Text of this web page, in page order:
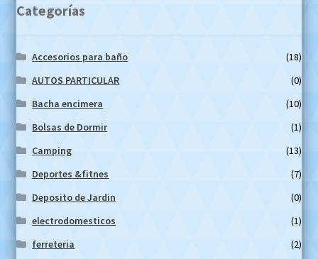
Categorías
Accesorios para baño
(18)
AUTOS PARTICULAR
(0)
Bacha encimera
(10)
Bolsas de Dormir
(1)
Camping
(13)
Deportes &fitnes
(7)
Deposito de Jardin
(0)
electrodomesticos
(1)
ferreteria
(2)